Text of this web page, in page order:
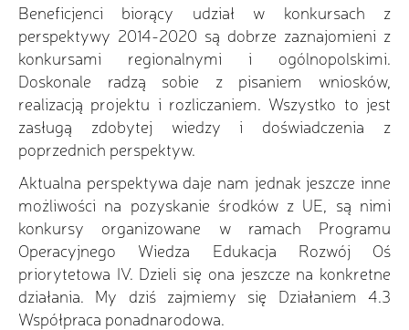
Beneficjenci biorący udział w konkursach z
perspektywy 2014-2020 są dobrze zaznajomieni z
konkursami regionalnymi i ogólnopolskimi.
Doskonale radzą sobie z pisaniem wniosków,
realizacją projektu i rozliczaniem. Wszystko to jest
zasługą zdobytej wiedzy i doświadczenia z
poprzednich perspektyw.
Aktualna perspektywa daje nam jednak jeszcze inne
możliwości na pozyskanie środków z UE, są nimi
konkursy organizowane w ramach Programu
Operacyjnego Wiedza Edukacja Rozwój Oś
priorytetowa IV. Dzieli się ona jeszcze na konkretne
działania. My dziś zajmiemy się Działaniem 4.3
Współpraca ponadnarodowa.